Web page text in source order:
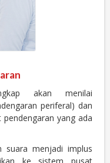
akan menilai
periferal) dan
yang ada
suara menjadi implus